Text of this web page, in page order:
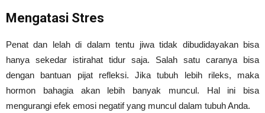
Mengatasi Stres
Penat dan lelah di dalam tentu jiwa tidak dibudidayakan bisa
hanya sekedar istirahat tidur saja. Salah satu caranya bisa
dengan bantuan pijat refleksi. Jika tubuh lebih rileks, maka
hormon bahagia akan lebih banyak muncul. Hal ini bisa
mengurangi efek emosi negatif yang muncul dalam tubuh Anda.